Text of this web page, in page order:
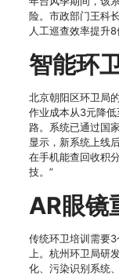
险。市政部门王科
人工巡查效率提升8
智能环
北京朝阳区环卫局
作业成本从3元降
路。系统已通过国
显示，新系统上线
在手机能查回收积
技。”
AR眼镜
传统环卫培训需要
上。杭州环卫局研
化、污染识别系统